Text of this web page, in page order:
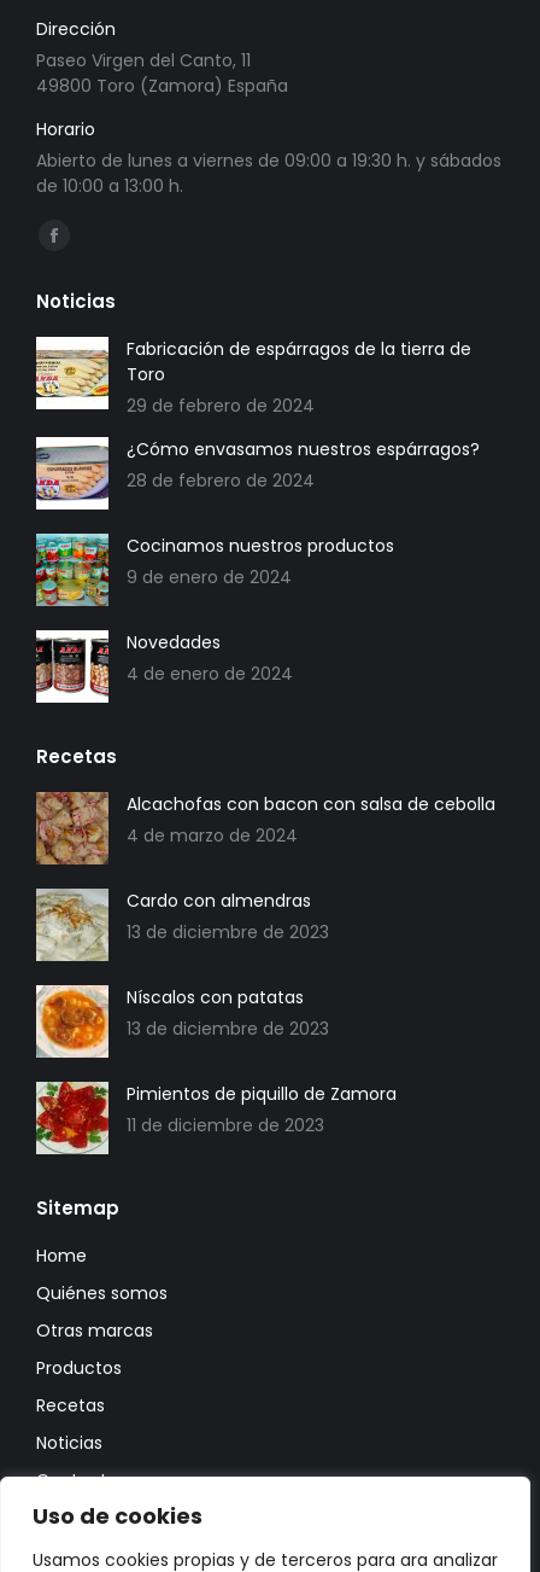
Uso de cookies
Usamos cookies propias y de terceros para ara analizar
Dirección
Paseo Virgen del Canto, 11
49800 Toro (Zamora) España
Horario
Abierto de lunes a viernes de 09:00 a 19:30 h. y sábados
de 10:00 a 13:00 h.
Encuéntranos en:
Abrir
en
una
nueva
ventana/pestaña
Noticias
Fabricación de espárragos de la tierra de
Toro
29 de febrero de 2024
¿Cómo envasamos nuestros espárragos?
28 de febrero de 2024
Cocinamos nuestros productos
9 de enero de 2024
Novedades
4 de enero de 2024
Recetas
Alcachofas con bacon con salsa de cebolla
4 de marzo de 2024
Cardo con almendras
13 de diciembre de 2023
Níscalos con patatas
13 de diciembre de 2023
Pimientos de piquillo de Zamora
11 de diciembre de 2023
Sitemap
Home
Quiénes somos
Otras marcas
Productos
Recetas
Noticias
Contacto
Política de privacidad
Política de cookies